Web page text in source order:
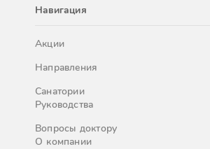
Навигация
Акции
Направления
Санатории
Руководства
Вопросы доктору
О компании